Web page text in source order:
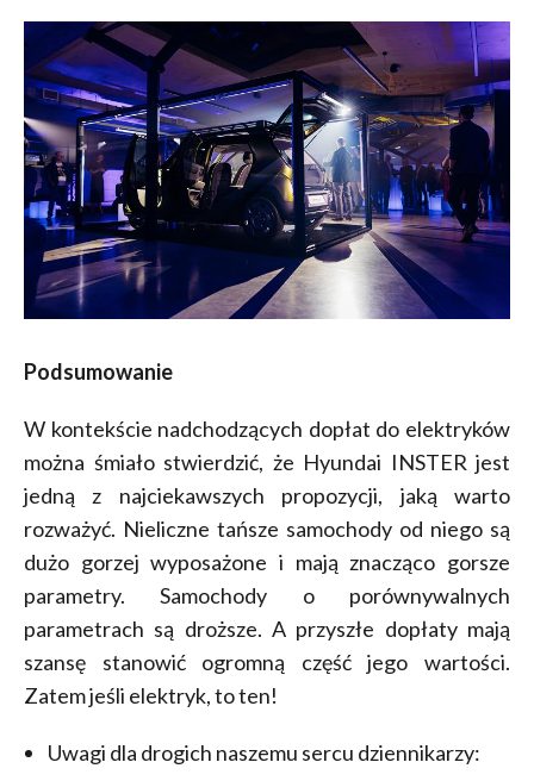
Podsumowanie
W kontekście nadchodzących dopłat do elektryków
można śmiało stwierdzić, że Hyundai INSTER jest
jedną z najciekawszych propozycji, jaką warto
rozważyć. Nieliczne tańsze samochody od niego są
dużo gorzej wyposażone i mają znacząco gorsze
parametry. Samochody o porównywalnych
parametrach są droższe. A przyszłe dopłaty mają
szansę stanowić ogromną część jego wartości.
Zatem jeśli elektryk, to ten!
Uwagi dla drogich naszemu sercu dziennikarzy: